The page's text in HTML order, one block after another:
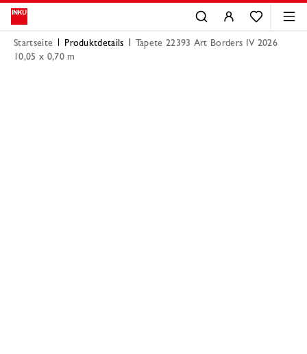
Startseite Produktdetails
Tapete 22393 Art Borders IV 2026
10,05 x 0,70 m